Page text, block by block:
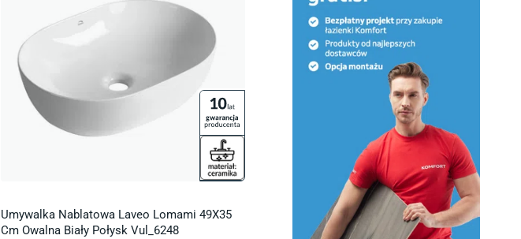
Umywalka Nablatowa Laveo Lomami 49X35
Cm Owalna Biały Połysk Vul_6248